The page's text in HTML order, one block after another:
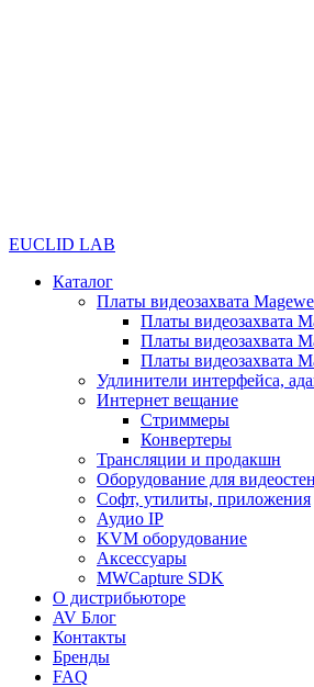
EUCLID LAB
Каталог
Платы видеозахвата
Платы видеозахвата
Платы видеозахвата
Платы видеозахвата
Удлинители интерфейса,
Интернет вещание
Стриммеры
Конвертеры
Трансляции и продакшн
Оборудование для видеостен
Софт, утилиты, приложения
Аудио IP
KVM оборудование
Аксессуары
MWCapture SDK
О дистрибьюторе
AV Блог
Контакты
Бренды
FAQ